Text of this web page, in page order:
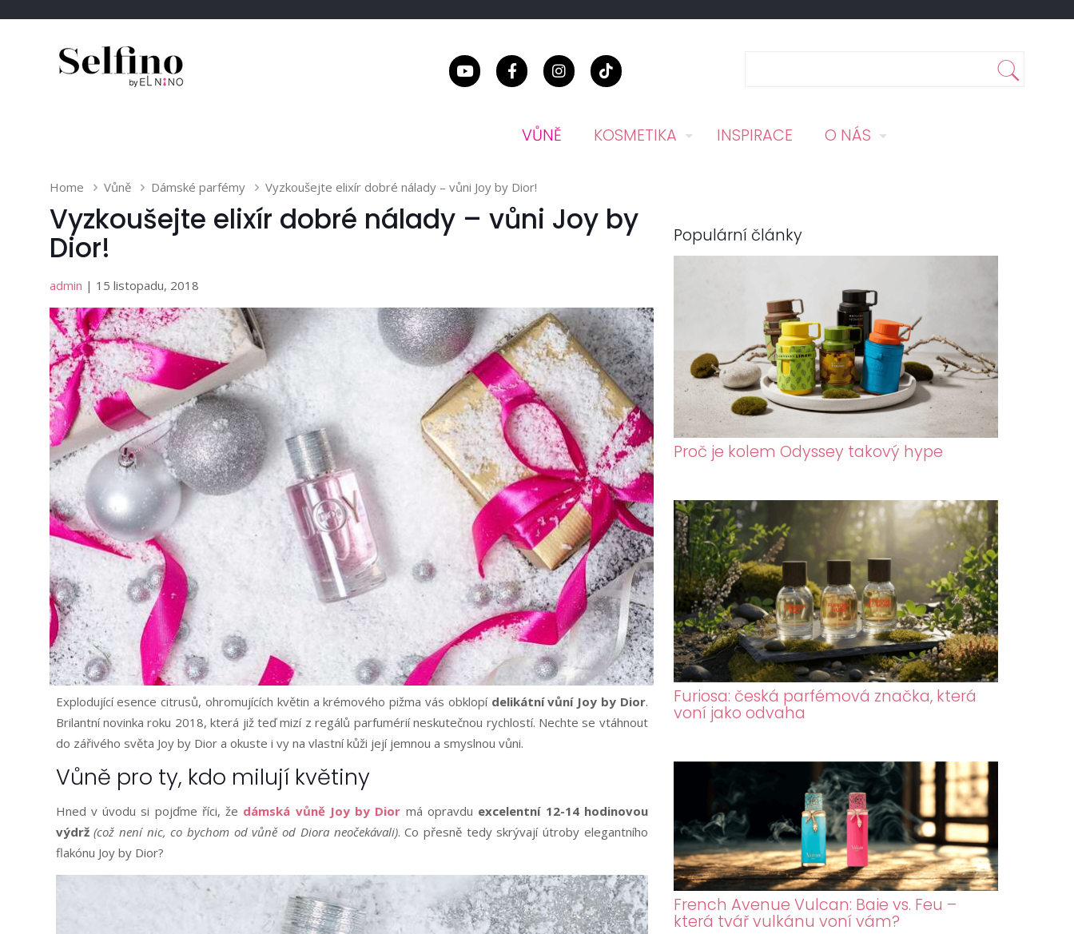
VŮNĚ KOSMETIKA INSPIRACE O NÁS
Home Vůně Dámské parfémy Vyzkoušejte elixír dobré nálady – vůni Joy by Dior!
Vyzkoušejte elixír dobré nálady – vůni Joy by
Dior!
admin | 15 listopadu, 2018
Explodující esence citrusů, ohromujících květin a krémového pižma vás obklopí delikátní vůní Joy by Dior.
Brilantní novinka roku 2018, která již teď mizí z regálů parfumérií neskutečnou rychlostí. Nechte se vtáhnout
do zářivého světa Joy by Dior a okuste i vy na vlastní kůži její jemnou a smyslnou vůni.
Vůně pro ty, kdo milují květiny
Hned v úvodu si pojďme říci, že dámská vůně Joy by Dior má opravdu excelentní 12-14 hodinovou
výdrž(což není nic, co bychom od vůně od Diora neočekávali). Co přesně tedy skrývají útroby elegantního
flakónu Joy by Dior?
Populární články
Proč je kolem Odyssey takový hype
Furiosa: česká parfémová značka, která
voní jako odvaha
French Avenue Vulcan: Baie vs. Feu –
která tvář vulkánu voní vám?